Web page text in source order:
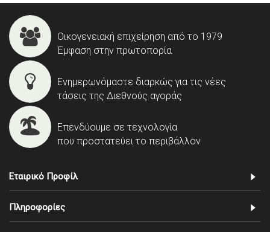
Οικογενειακή επιχείρηση από το 1979
Έμφαση στην πρωτοπορία
Ενημερωνόμαστε διαρκώς για τις νέες
τάσεις της Διεθνούς αγοράς
Επενδύουμε σε τεχνολογία
που προστατεύει το περιβάλλον
Εταιρικό Προφίλ
Πληροφορίες